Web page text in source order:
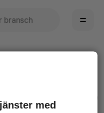
kan avhjälpa det.
och försök igen
med